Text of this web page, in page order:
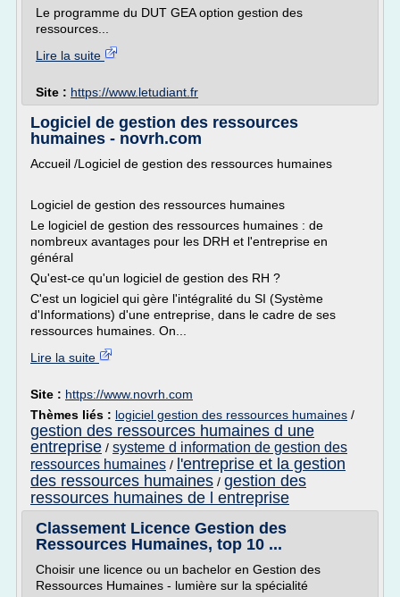
Le programme du DUT GEA option gestion des
ressources...
Lire la suite
Site : https://www.letudiant.fr
Logiciel de gestion des ressources
humaines - novrh.com
Accueil /Logiciel de gestion des ressources humaines
Logiciel de gestion des ressources humaines
Le logiciel de gestion des ressources humaines : de
nombreux avantages pour les DRH et l'entreprise en
général
Qu'est-ce qu'un logiciel de gestion des RH ?
C'est un logiciel qui gère l'intégralité du SI (Système
d'Informations) d'une entreprise, dans le cadre de ses
ressources humaines. On...
Lire la suite
Site : https://www.novrh.com
Thèmes liés : logiciel gestion des ressources humaines /
gestion des ressources humaines d une
entreprise / systeme d information de gestion des
ressources humaines / l'entreprise et la gestion
des ressources humaines / gestion des
ressources humaines de l entreprise
Classement Licence Gestion des
Ressources Humaines, top 10 ...
Choisir une licence ou un bachelor en Gestion des
Ressources Humaines - lumière sur la spécialité